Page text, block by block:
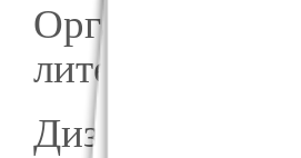
Организатор
литературы
Дизайн